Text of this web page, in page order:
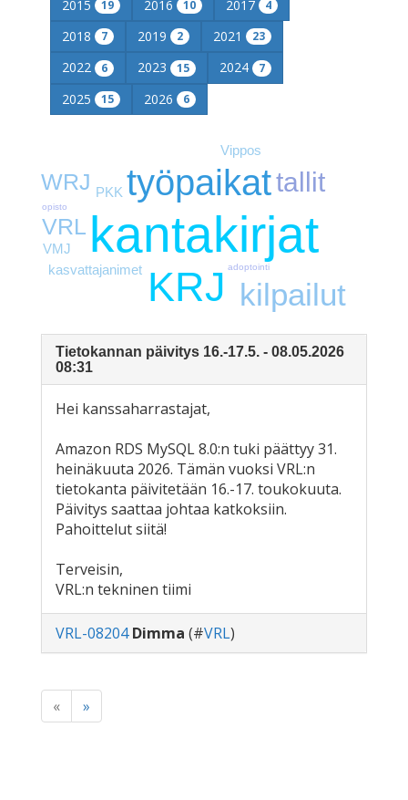
2015 19 2016 10 2017 4
2018 7 2019 2 2021 23
2022 6 2023 15 2024 7
2025 15 2026 6
kantakirjat
KRJ
työpaikat
kilpailut
tallit
VRL
WRJ PKK
kasvattajanimet
VMJ
Vippos
opisto
adoptointi
Tietokannan päivitys 16.-17.5. - 08.05.2026
08:31
Hei kanssaharrastajat,
Amazon RDS MySQL 8.0:n tuki päättyy 31.
heinäkuuta 2026. Tämän vuoksi VRL:n
tietokanta päivitetään 16.-17. toukokuuta.
Päivitys saattaa johtaa katkoksiin.
Pahoittelut siitä!
Terveisin,
VRL:n tekninen tiimi
VRL-08204 Dimma (#VRL)
« »